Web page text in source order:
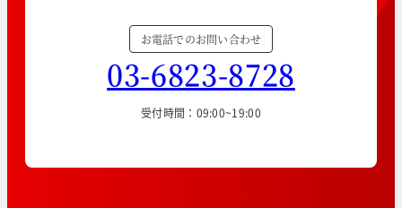
お電話でのお問い合わせ
03-6823-8728
受付時間：09:00~19:00